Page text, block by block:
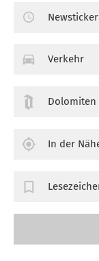
Newsticker
Verkehr
Dolomiten
In der